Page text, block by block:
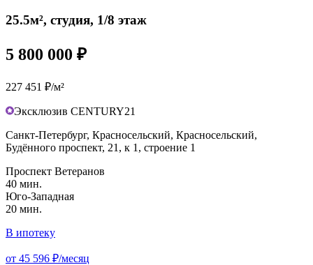
25.5м², студия, 1/8 этаж
5 800 000 ₽
227 451 ₽/м²
Эксклюзив CENTURY21
Санкт-Петербург, Красносельский, Красносельский,
Будённого проспект, 21, к 1, строение 1
Проспект Ветеранов
40 мин.
Юго-Западная
20 мин.
В ипотеку
от 45 596 ₽/месяц